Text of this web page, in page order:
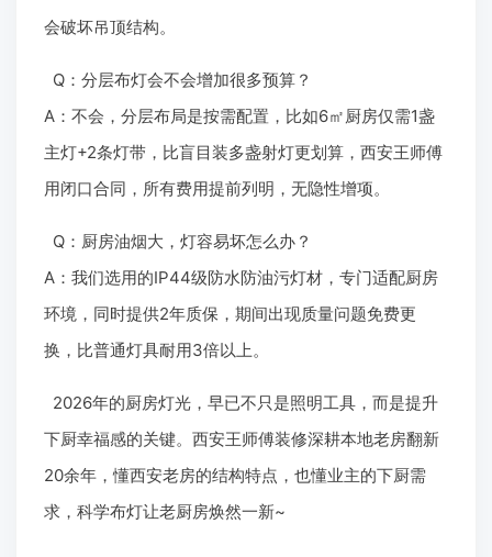
会破坏吊顶结构。
Q：分层布灯会不会增加很多预算？
A：不会，分层布局是按需配置，比如6㎡厨房仅需1盏
主灯+2条灯带，比盲目装多盏射灯更划算，西安王师傅
用闭口合同，所有费用提前列明，无隐性增项。
Q：厨房油烟大，灯容易坏怎么办？
A：我们选用的IP44级防水防油污灯材，专门适配厨房
环境，同时提供2年质保，期间出现质量问题免费更
换，比普通灯具耐用3倍以上。
2026年的厨房灯光，早已不只是照明工具，而是提升
下厨幸福感的关键。西安王师傅装修深耕本地老房翻新
20余年，懂西安老房的结构特点，也懂业主的下厨需
求，科学布灯让老厨房焕然一新~